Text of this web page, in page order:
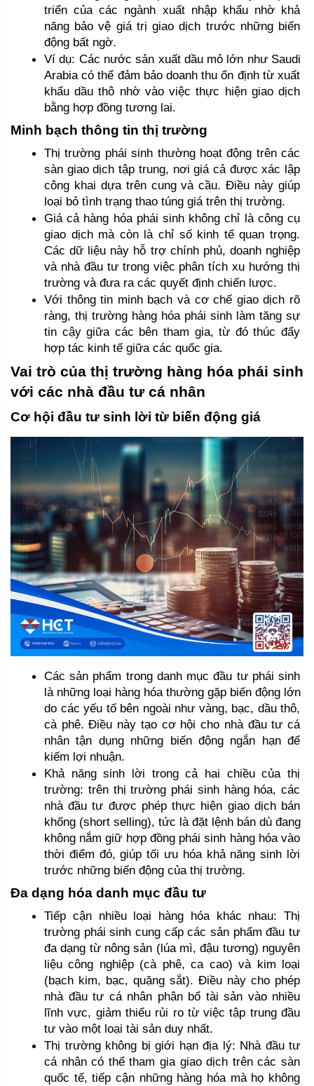
triển của các ngành xuất nhập khẩu nhờ khả
năng bảo vệ giá trị giao dịch trước những biến
động bất ngờ.
Ví dụ: Các nước sản xuất dầu mỏ lớn như Saudi
Arabia có thể đảm bảo doanh thu ổn định từ xuất
khẩu dầu thô nhờ vào việc thực hiện giao dịch
bằng hợp đồng tương lai.
Minh bạch thông tin thị trường
Thị trường phái sinh thường hoạt động trên các
sàn giao dịch tập trung, nơi giá cả được xác lập
công khai dựa trên cung và cầu. Điều này giúp
loại bỏ tình trạng thao túng giá trên thị trường.
Giá cả hàng hóa phái sinh không chỉ là công cụ
giao dịch mà còn là chỉ số kinh tế quan trọng.
Các dữ liệu này hỗ trợ chính phủ, doanh nghiệp
và nhà đầu tư trong việc phân tích xu hướng thị
trường và đưa ra các quyết định chiến lược.
Với thông tin minh bạch và cơ chế giao dịch rõ
ràng, thị trường hàng hóa phái sinh làm tăng sự
tin cậy giữa các bên tham gia, từ đó thúc đẩy
hợp tác kinh tế giữa các quốc gia.
Vai trò của thị trường hàng hóa phái sinh
với các nhà đầu tư cá nhân
Cơ hội đầu tư sinh lời từ biến động giá
Các sản phẩm trong danh mục đầu tư phái sinh
là những loại hàng hóa thường gặp biến động lớn
do các yếu tố bên ngoài như vàng, bạc, dầu thô,
cà phê. Điều này tạo cơ hội cho nhà đầu tư cá
nhân tận dụng những biến động ngắn hạn để
kiếm lợi nhuận.
Khả năng sinh lời trong cả hai chiều của thị
trường: trên thị trường phái sinh hàng hóa, các
nhà đầu tư được phép thực hiện giao dịch bán
khống (short selling), tức là đặt lệnh bán dù đang
không nắm giữ hợp đồng phái sinh hàng hóa vào
thời điểm đó, giúp tối ưu hóa khả năng sinh lời
trước những biến động của thị trường.
Đa dạng hóa danh mục đầu tư
Tiếp cận nhiều loại hàng hóa khác nhau: Thị
trường phái sinh cung cấp các sản phẩm đầu tư
đa dạng từ nông sản (lúa mì, đậu tương) nguyên
liệu công nghiệp (cà phê, ca cao) và kim loại
(bạch kim, bạc, quặng sắt). Điều này cho phép
nhà đầu tư cá nhân phân bổ tài sản vào nhiều
lĩnh vực, giảm thiểu rủi ro từ việc tập trung đầu
tư vào một loại tài sản duy nhất.
Thị trường không bị giới hạn địa lý: Nhà đầu tư
cá nhân có thể tham gia giao dịch trên các sàn
quốc tế, tiếp cận những hàng hóa mà họ không